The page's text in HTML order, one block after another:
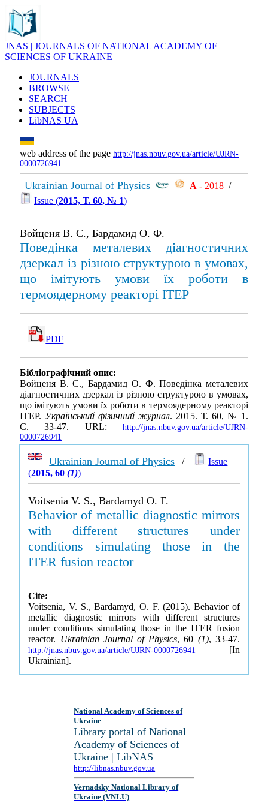
JNAS | JOURNALS OF NATIONAL ACADEMY OF
SCIENCES OF UKRAINE
JOURNALS
BROWSE
SEARCH
SUBJECTS
LibNAS UA
web address of the page http://jnas.nbuv.gov.ua/article/UJRN-
0000726941
Ukrainian Journal of Physics А - 2018 /
Issue (2015, Т. 60, № 1)
Войценя В. С., Бардамид О. Ф.
Поведінка металевих діагностичних
дзеркал із різною структурою в умовах,
що імітують умови їх роботи в
термоядерному реакторі ІТЕР
PDF
Бібліографічний опис:
Войценя В. С., Бардамид О. Ф. Поведінка металевих
діагностичних дзеркал із різною структурою в умовах,
що імітують умови їх роботи в термоядерному реакторі
ІТЕР. Український фізичний журнал. 2015. Т. 60, № 1.
С. 33-47. URL: http://jnas.nbuv.gov.ua/article/UJRN-
0000726941
Ukrainian Journal of Physics /
Issue
(2015, 60(1))
Voitsenia V. S., Bardamyd O. F.
Behavior of metallic diagnostic mirrors
with different structures under
conditions simulating those in the
ITER fusion reactor
Cite:
Voitsenia, V. S., Bardamyd, O. F. (2015). Behavior of
metallic diagnostic mirrors with different structures
under conditions simulating those in the ITER fusion
reactor. Ukrainian Journal of Physics, 60 (1), 33-47.
http://jnas.nbuv.gov.ua/article/UJRN-0000726941
[In
Ukrainian].
National Academy of Sciences of
Ukraine
Library portal of National
Academy of Sciences of
Ukraine | LibNAS
http://libnas.nbuv.gov.ua
Vernadsky National Library of
Ukraine (VNLU)